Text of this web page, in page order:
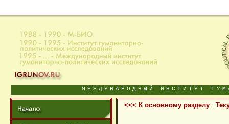
МЕЖДУНАРОДНЫЙ ИНСТИТУТ
<<< К основному разделу: